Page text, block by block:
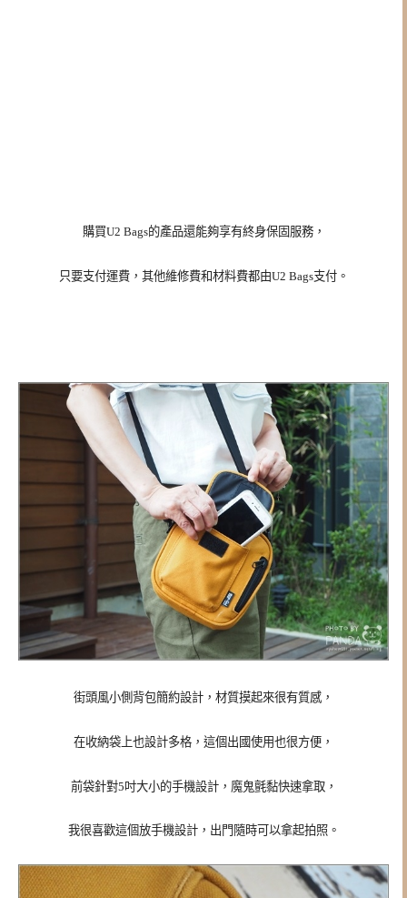
購買U2 Bags的產品還能夠享有終身保固服務，
只要支付運費，其他維修費和材料費都由U2 Bags支付。
街頭風小側背包簡約設計，材質摸起來很有質感，
在收納袋上也設計多格，這個出國使用也很方便，
前袋針對5吋大小的手機設計，魔鬼氈黏快速拿取，
我很喜歡這個放手機設計，出門隨時可以拿起拍照。